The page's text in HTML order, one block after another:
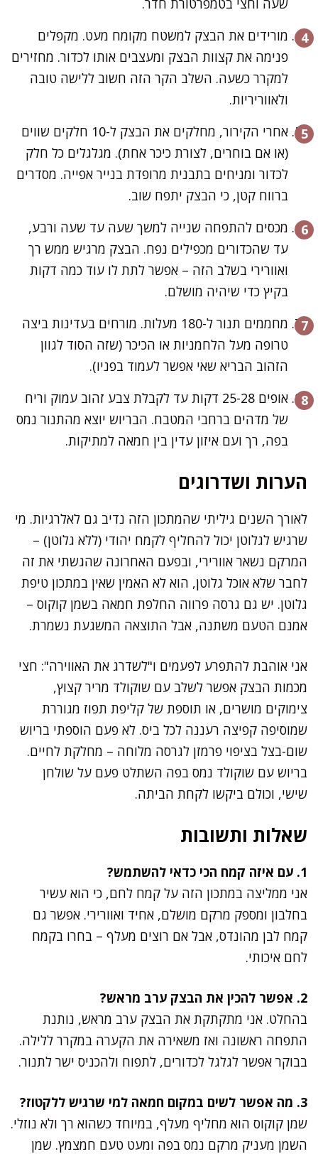
שעה וחצי בטמפרטורת חדר.
מורידים את הבצק למשטח מקומח מעט. מקפלים
פנימה את קצוות הבצק ומעצבים אותו לכדור. מחזירים
למקרר כשעה. השלב הקר הזה חשוב ללישה טובה
ולאווריריות.
אחרי הקירור, מחלקים את הבצק ל-10 חלקים שווים
(או אם בוחרים, לצורת כיכר אחת). מגלגלים כל חלק
לכדור ומניחים בתבנית מרופדת בנייר אפייה. מסדרים
ברווח קטן, כי הבצק יתפח שוב.
מכסים להתפחה שנייה למשך שעה עד שעה ורבע,
עד שהכדורים מכפילים נפח. הבצק מרגיש ממש רך
ואוורירי בשלב הזה – אפשר לתת לו עוד כמה דקות
בקיץ כדי שיהיה מושלם.
מחממים תנור ל-180 מעלות. מורחים בעדינות ביצה
טרופה מעל הלחמניות או הכיכר (שזה הסוד לגוון
הזהוב הבריא שאי אפשר לעמוד בפניו).
אופים 25-28 דקות עד לקבלת צבע זהוב עמוק וריח
של מדהים ברחבי המטבח. הבריוש יוצא מהתנור נמס
בפה, רך ועם איזון עדין בין חמאה למתיקות.
הערות ושדרוגים
לאורך השנים גיליתי שהמתכון הזה נדיב גם לאלרגיות. מי
שרגיש לגלוטן יכול להחליף לקמח יהודי (ללא גלוטן) –
המרקם נשאר אוורירי, ובפעם האחרונה שהגשתי את זה
לחבר שלא אוכל גלוטן, הוא לא האמין שאין במתכון טיפת
גלוטן. יש גם גרסה פרווה החלפת חמאה בשמן קוקוס –
אמנם הטעם משתנה, אבל התוצאה המשגעת נשמרת.
אני אוהבת להתפרע לפעמים ו"לשדרג את האווירה": חצי
מכמות הבצק אפשר לשלב עם שוקולד מריר קצוץ,
צימוקים מושרים, או תוספת של קליפת תפוז מגוררת
שמוסיפה קפיצה רעננה לכל ביס. לא פעם הוספתי בריוש
שום-בצל בציפוי פרמזן לגרסה מלוחה – מחלקת לחיים.
בריוש עם שוקולד נמס בפה השתלט פעם על שולחן
שישי, וכולם ביקשו לקחת הביתה.
שאלות ותשובות
1. עם איזה קמח הכי כדאי להשתמש?
אני ממליצה במתכון הזה על קמח לחם, כי הוא עשיר
בחלבון ומספק מרקם מושלם, אחיד ואוורירי. אפשר גם
קמח לבן מהונדס, אבל אם רוצים מעלף – בחרו בקמח
לחם איכותי.
2. אפשר להכין את הבצק ערב מראש?
בהחלט. אני מתקתקת את הבצק ערב מראש, נותנת
התפחה ראשונה ואז משאירה את הקערה במקרר ללילה.
בבוקר אפשר לגלגל לכדורים, לתפוח ולהכניס ישר לתנור.
3. מה אפשר לשים במקום חמאה למי שרגיש ללקטוז?
שמן קוקוס הוא מחליף מעלף, במיוחד כשהוא רך ולא נוזלי.
השמן מעניק מרקם נמס בפה ומעט טעם חמצמץ. שמן